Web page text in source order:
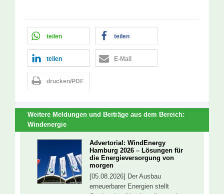
teilen teilen
teilen E-Mail
drucken/PDF
Weitere Meldungen und Beiträge aus dem Bereich:
Windenergie
Advertorial: WindEnergy
Hamburg 2026 – Lösungen für
die Energieversorgung von
morgen
[05.08.2026] Der Ausbau
erneuerbarer Energien stellt